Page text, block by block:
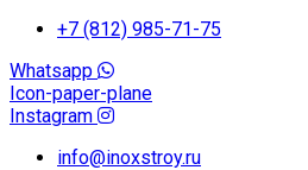
+7 (812) 985-71-75
Whatsapp
Icon-paper-plane
Instagram
info@inoxstroy.ru